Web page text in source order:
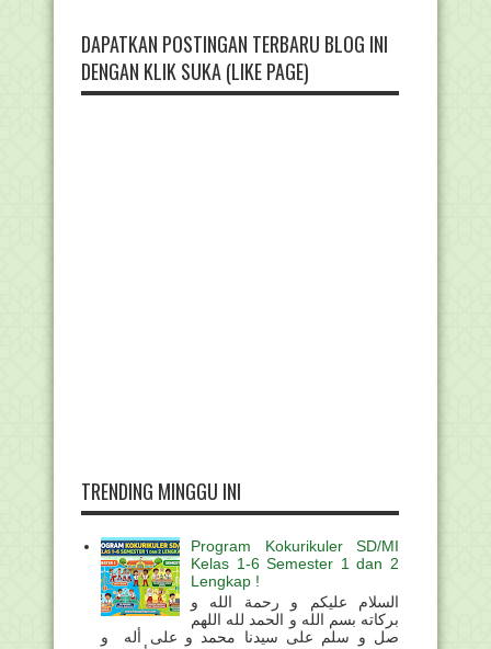
DAPATKAN POSTINGAN TERBARU BLOG INI
DENGAN KLIK SUKA (LIKE PAGE)
TRENDING MINGGU INI
Program Kokurikuler SD/MI
Kelas 1-6 Semester 1 dan 2
Lengkap !
السلام عليكم و رحمة الله و
بركاته بسم الله و الحمد لله اللهم
صل و سلم على سيدنا محمد و على أله و